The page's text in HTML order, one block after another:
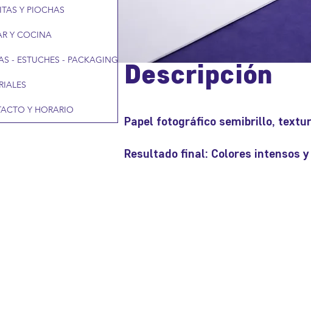
Descripción
Papel fotográfico semibrillo,
Resultado final: Colores intensos
Y PIOCHAS
Y COCINA
- ESTUCHES - PACKAGING
Y HORARIO